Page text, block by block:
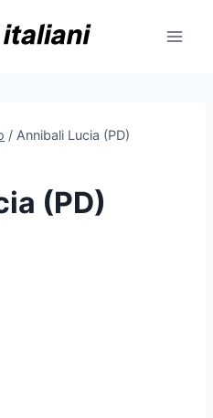
/ Annibali Lucia (PD)
(PD)